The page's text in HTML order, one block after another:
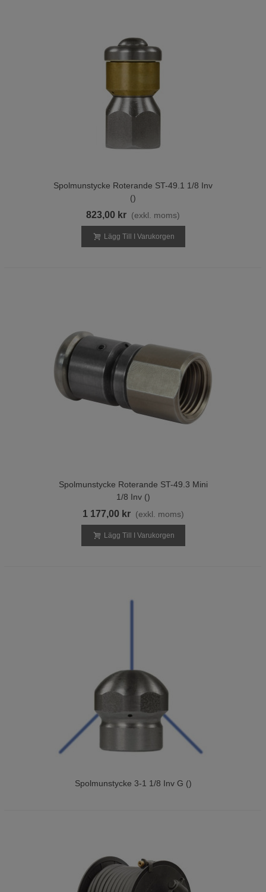
Spolmunstycke Roterande ST-49.1 1/8 Inv
()
823,00 kr (exkl. moms)
Lägg Till I Varukorgen
Spolmunstycke Roterande ST-49.3 Mini
1/8 Inv ()
1 177,00 kr (exkl. moms)
Lägg Till I Varukorgen
Spolmunstycke 3-1 1/8 Inv G ()